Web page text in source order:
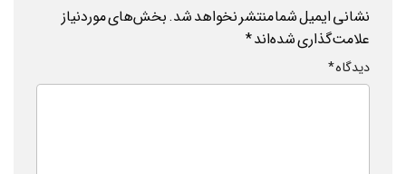
نشانی ایمیل شما منتشر نخواهد شد.بخش‌های موردنیاز
علامت‌گذاری شده‌اند*
دیدگاه*